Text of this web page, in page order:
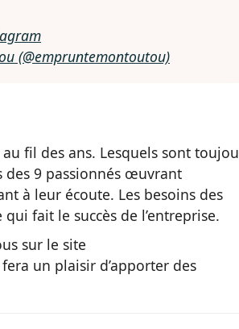
(@empruntemontoutou)
fil des ans. Lesquels sont
des 9 passionnés œuvrant
à leur écoute. Les besoins des
fait le succès de l’entreprise.
sur le site
un plaisir d’apporter des